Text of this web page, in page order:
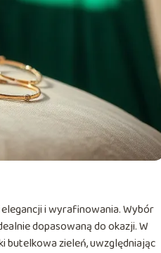
i wyrafinowania. Wybór
dopasowaną do okazji. W
butelkowa zieleń, uwzględniając